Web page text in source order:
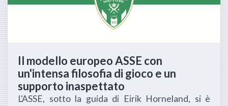
Il modello europeo ASSE con
un'intensa filosofia di gioco e un
supporto inaspettato
L'ASSE, sotto la guida di Eirik Horneland, si è